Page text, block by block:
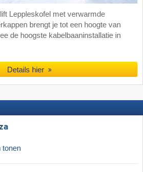
Leppleskofel met verwarmde
brengt je tot een hoogte van
de hoogste kabelbaaninstallatie in
Details hier